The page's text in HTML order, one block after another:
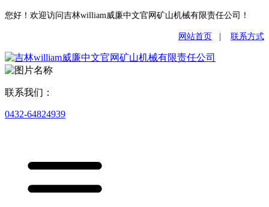
您好！欢迎访问吉林william威廉中文官网矿山机械有限责任公司！
网站首页 联系方式
联系我们：
0432-64824939